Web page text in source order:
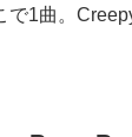
で1曲。